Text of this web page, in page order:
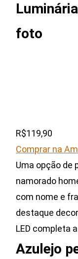
foto
R$119,90
Comprar na
Uma opção de
namorado
com nome e
destaque
LED completa
Azulejo